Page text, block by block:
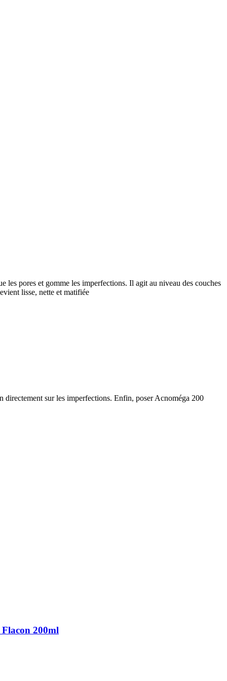
pores et gomme les imperfections. Il agit au niveau des couches
lisse, nette et matifiée
sur les imperfections. Enfin, poser Acnoméga 200
200ml